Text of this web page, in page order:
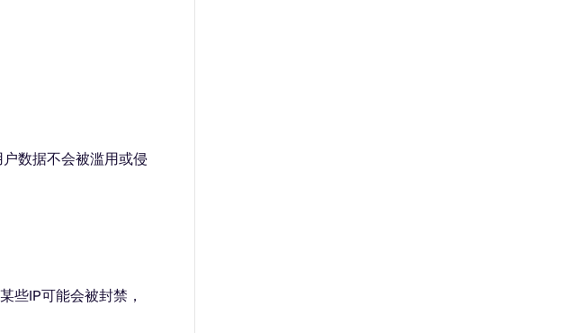
数据不会被滥用或侵
些IP可能会被封禁，